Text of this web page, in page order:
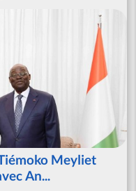
Meyliet
An...